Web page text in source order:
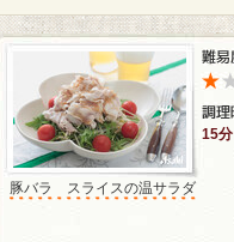
15分
豚バラ スライスの温サラダ